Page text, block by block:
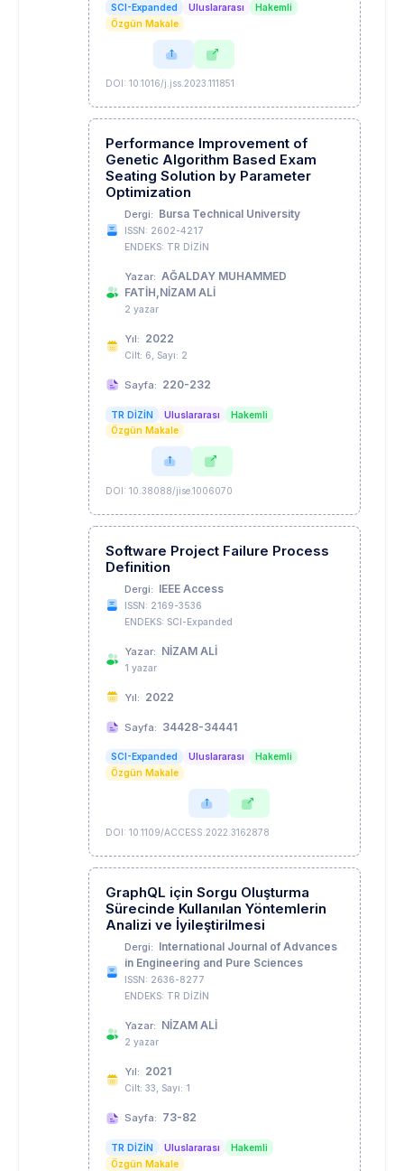
SCI-Expanded Uluslararası
Hakemli
Özgün Makale
DOI: 10.1016/j.jss.2023.111851
Performance Improvement of
Genetic Algorithm Based Exam
Seating Solution by Parameter
Optimization
Dergi: Bursa Technical University
ISSN: 2602-4217
ENDEKS: TR DİZİN
Yazar: AĞALDAY MUHAMMED
FATİH,NİZAM ALİ
2 yazar
Yıl: 2022
Cilt: 6, Sayı: 2
Sayfa: 220-232
TR DİZİN Uluslararası
Hakemli
Özgün Makale
DOI: 10.38088/jise.1006070
Software Project Failure Process
Definition
Dergi: IEEE Access
ISSN: 2169-3536
ENDEKS: SCI-Expanded
Yazar: NİZAM ALİ
1 yazar
Yıl: 2022
Sayfa: 34428-34441
SCI-Expanded Uluslararası
Hakemli
Özgün Makale
DOI: 10.1109/ACCESS.2022.3162878
GraphQL için Sorgu Oluşturma
Sürecinde Kullanılan Yöntemlerin
Analizi ve İyileştirilmesi
Dergi: International Journal of Advances
in Engineering and Pure Sciences
ISSN: 2636-8277
ENDEKS: TR DİZİN
Yazar: NİZAM ALİ
2 yazar
Yıl: 2021
Cilt: 33, Sayı: 1
Sayfa: 73-82
TR DİZİN Uluslararası
Hakemli
Özgün Makale